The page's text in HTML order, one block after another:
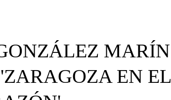
MARÍN
EN EL